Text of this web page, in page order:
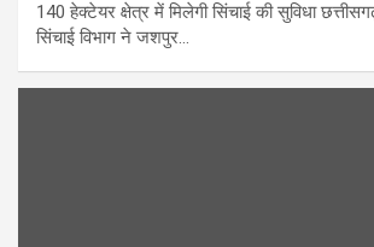
140 हेक्टेयर क्षेत्र में मिलेगी सिंचाई की सुविधा
सिंचाई विभाग ने जशपुर…